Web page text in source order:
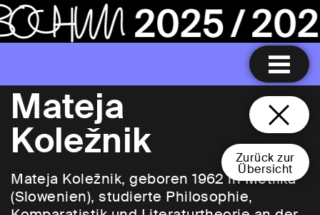
Zurück zur
Übersicht
Mateja
Koležnik
Mateja Koležnik, geboren 1962 in Metlika
(Slowenien), studierte Philosophie,